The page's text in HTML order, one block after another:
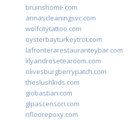
bruinshome.com
annascleaningsvc.com
wolfcitytattoo.com
oysterbayturkeytrot.com
lafronterarestauranteybar.com
lilyandrosetearoom.com
olivesburgberrypatch.com
theslushkids.com
giobastian.com
glpascensori.com
rifloorepoxy.com